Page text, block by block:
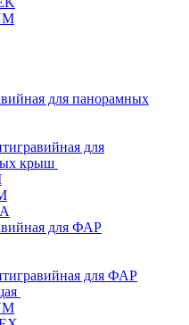
для панорамных
для
крыш
для ФАР
для ФАР